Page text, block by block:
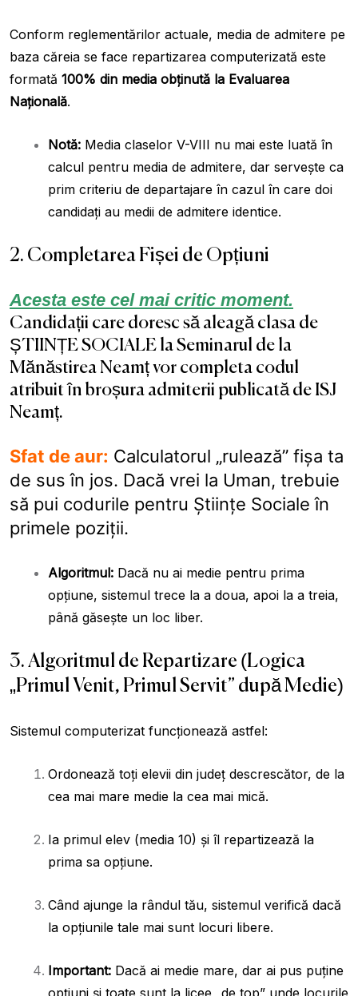
Conform reglementărilor actuale, media de admitere pe
baza căreia se face repartizarea computerizată este
formată 100% din media obținută la Evaluarea
Națională.
Notă: Media claselor V-VIII nu mai este luată în
calcul pentru media de admitere, dar servește ca
prim criteriu de departajare în cazul în care doi
candidați au medii de admitere identice.
2. Completarea Fișei de Opțiuni
Acesta este cel mai critic moment.
Candidații care doresc să aleagă clasa de
ȘTIINȚE SOCIALE la Seminarul de la
Mănăstirea Neamț vor completa codul
atribuit în broșura admiterii publicată de ISJ
Neamț.
Sfat de aur: Calculatorul „rulează” fișa ta
de sus în jos. Dacă vrei la Uman, trebuie
să pui codurile pentru Științe Sociale în
primele poziții.
Algoritmul: Dacă nu ai medie pentru prima
opțiune, sistemul trece la a doua, apoi la a treia,
până găsește un loc liber.
3. Algoritmul de Repartizare (Logica
„Primul Venit, Primul Servit” după Medie)
Sistemul computerizat funcționează astfel:
Ordonează toți elevii din județ descrescător, de la
cea mai mare medie la cea mai mică.
Ia primul elev (media 10) și îl repartizează la
prima sa opțiune.
Când ajunge la rândul tău, sistemul verifică dacă
la opțiunile tale mai sunt locuri libere.
Important: Dacă ai medie mare, dar ai pus puține